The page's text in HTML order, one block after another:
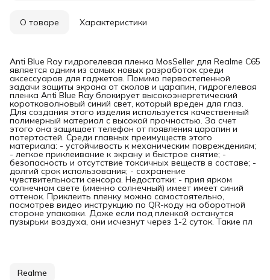
О товаре Характеристики
Anti Blue Ray гидрогелевая пленка MosSeller для Realme C65
является одним из самых новых разработок среди
аксессуаров для гаджетов. Помимо первостепенной
задачи защиты экрана от сколов и царапин, гидрогелевая
пленка Anti Blue Ray блокирует высокоэнергетический
коротковолновый синий свет, который вреден для глаз.
Для создания этого изделия используется качественный
полимерный материал с высокой прочностью. За счет
этого она защищает телефон от появления царапин и
потертостей. Среди главных преимуществ этого
материала: - устойчивость к механическим повреждениям;
- легкое приклеивание к экрану и быстрое снятие; -
безопасность и отсутствие токсичных веществ в составе; -
долгий срок использования; - сохранение
чувствительности сенсора. Недостатки: - прия ярком
солнечном свете (именно солнечный) имеет имеет синий
оттенок. Приклеить пленку можно самостоятельно,
посмотрев видео инструкцию по QR-коду на оборотной
стороне упаковки. Даже если под пленкой останутся
пузырьки воздуха, они исчезнут через 1-2 суток. Такие пл
Realme